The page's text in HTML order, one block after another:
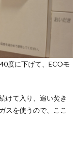
度に下げて、ECOモ
けて入り、追い焚き
スを使うので、ここ